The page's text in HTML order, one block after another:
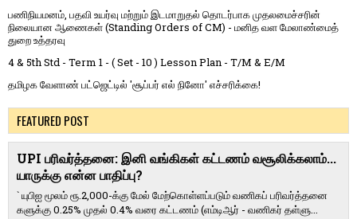
பணிநியமனம், பதவி உயர்வு மற்றும் இடமாறுதல் தொடர்பாக முதலமைச்சரின்
நிலையான ஆணைகள் (Standing Orders of CM) - மனித வள மேலாண்மைத்
துறை உத்தரவு
4 & 5th Std - Term 1 - ( Set - 10 ) Lesson Plan - T/M & E/M
தமிழக வேளாண் பட்ஜெட்டில் 'சூப்பர் எல் நினோ' எச்சரிக்கை!
FEATURED POST
UPI பரிவர்த்தனை: இனி வங்கிகள் கட்டணம் வசூலிக்கலாம்...
யாருக்கு என்ன பாதிப்பு?
` யுபிஐ மூலம் ரூ.2,000-க்கு மேல் மேற்​கொள்​ளப்​படும் வணி​கப் பரிவர்த்​தனை​
களுக்கு 0.25% முதல் 0.4% வரை கட்​ட​ணம் (எம்​டிஆர் - வணி​கர் தள்​ளு...